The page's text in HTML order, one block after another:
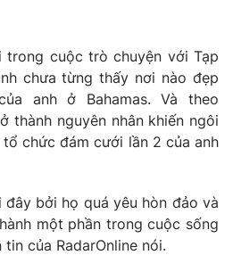
trong cuộc trò chuyện với Tạp
chưa từng thấy nơi nào đẹp
anh ở Bahamas. Và theo
thành nguyên nhân khiến ngôi
chức đám cưới lần 2 của anh
bởi họ quá yêu hòn đảo và
một phần trong cuộc sống
của RadarOnline nói.